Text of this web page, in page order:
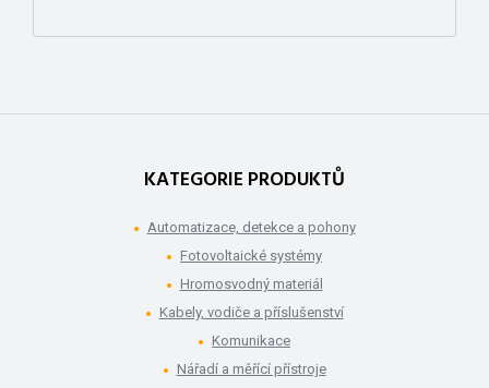
KATEGORIE PRODUKTŮ
Automatizace, detekce a pohony
Fotovoltaické systémy
Hromosvodný materiál
Kabely, vodiče a příslušenství
Komunikace
Nářadí a měřící přístroje